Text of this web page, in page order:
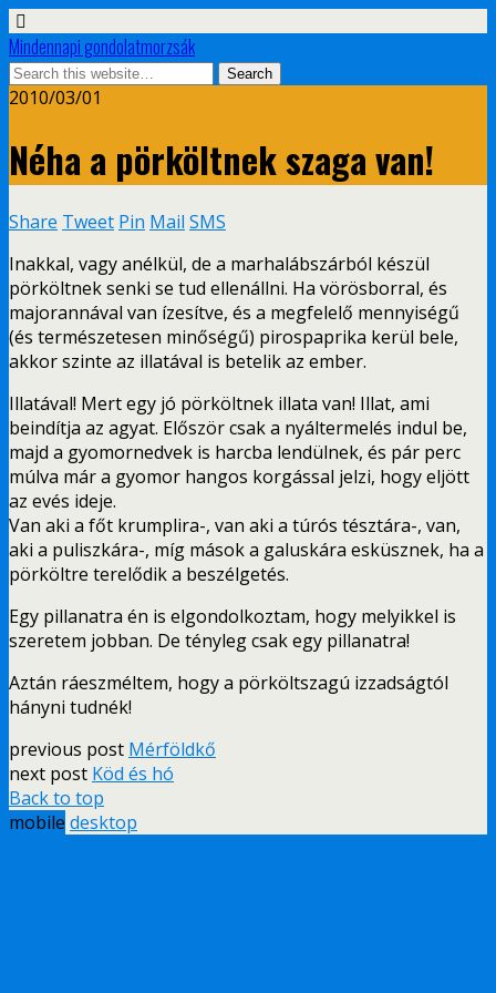
Mindennapi gondolatmorzsák
2010/03/01
Néha a pörköltnek szaga van!
Share Tweet Pin Mail SMS
Inakkal, vagy anélkül, de a marhalábszárból készül
pörköltnek senki se tud ellenállni. Ha vörösborral, és
majorannával van ízesítve, és a megfelelő mennyiségű
(és természetesen minőségű) pirospaprika kerül bele,
akkor szinte az illatával is betelik az ember.
Illatával! Mert egy jó pörköltnek illata van! Illat, ami
beindítja az agyat. Először csak a nyáltermelés indul be,
majd a gyomornedvek is harcba lendülnek, és pár perc
múlva már a gyomor hangos korgással jelzi, hogy eljött
az evés ideje.
Van aki a főt krumplira-, van aki a túrós tésztára-, van,
aki a puliszkára-, míg mások a galuskára esküsznek, ha a
pörköltre terelődik a beszélgetés.
Egy pillanatra én is elgondolkoztam, hogy melyikkel is
szeretem jobban. De tényleg csak egy pillanatra!
Aztán ráeszméltem, hogy a pörköltszagú izzadságtól
hányni tudnék!
previous post Mérföldkő
next post Köd és hó
Back to top
mobile desktop